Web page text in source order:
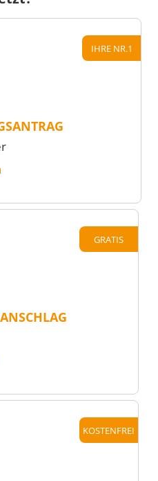
IHRE NR.1
GRATIS
KOSTENFREI